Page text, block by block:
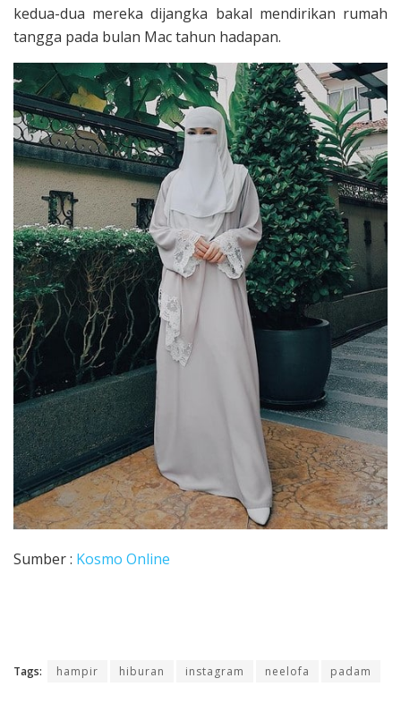
kedua-dua mereka dijangka bakal mendirikan rumah
tangga pada bulan Mac tahun hadapan.
Sumber : Kosmo Online
Tags: hampir hiburan instagram neelofa padam